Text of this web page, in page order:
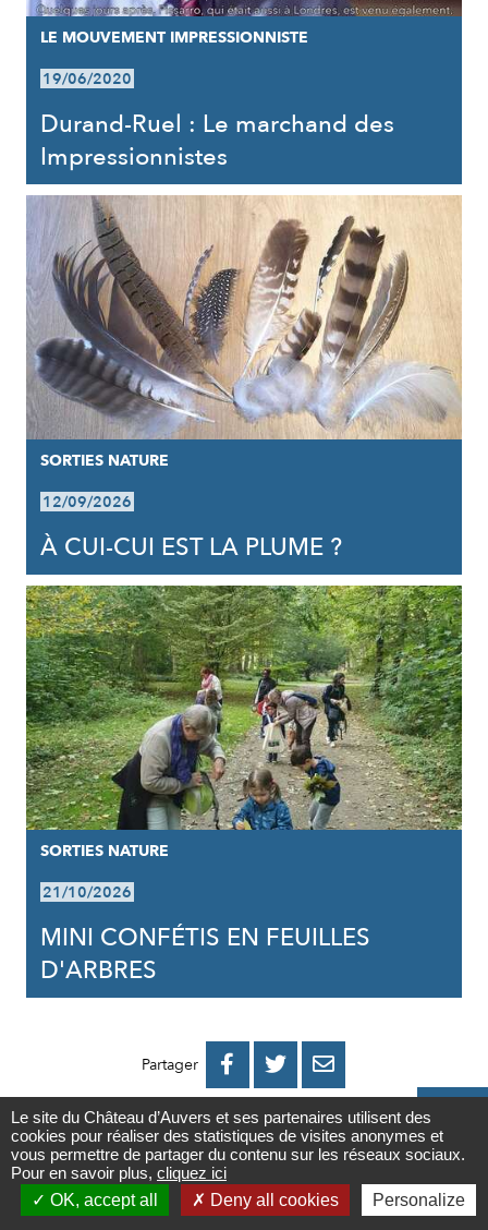
Contact

Newsletter
LE MOUVEMENT IMPRESSIONNISTE
19/06/2020
Durand-Ruel : Le marchand des
Impressionnistes
SORTIES NATURE
12/09/2026
À CUI-CUI EST LA PLUME ?
SORTIES NATURE
21/10/2026
MINI CONFÉTIS EN FEUILLES
D'ARBRES
Partager 
PARTAGER
SUR
FACEBOOK
PARTAGER
SUR
TWITTER
PARTAGER
PAR
E-
MAIL
Le site du Château d’Auvers et ses partenaires utilisent des
cookies pour réaliser des statistiques de visites anonymes et
vous permettre de partager du contenu sur les réseaux sociaux.
Pour en savoir plus, cliquez ici
OK, accept all
Deny all cookies Personalize